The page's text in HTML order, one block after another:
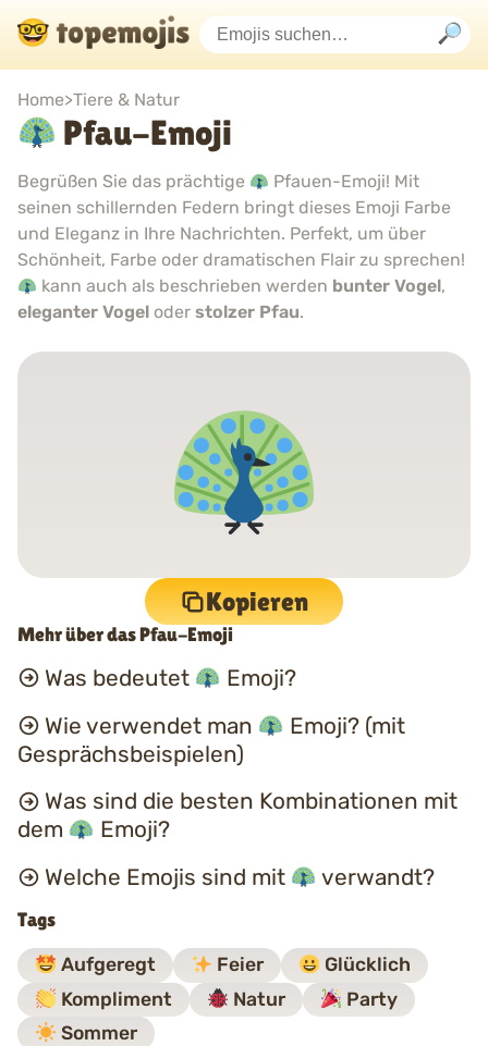
Home>Tiere & Natur
Pfau-Emoji
Begrüßen Sie das prächtige
Pfauen-Emoji! Mit
seinen schillernden Federn bringt dieses Emoji Farbe
und Eleganz in Ihre Nachrichten. Perfekt, um über
Schönheit, Farbe oder dramatischen Flair zu sprechen!
kann auch als beschrieben werden bunter Vogel,
eleganter Vogel oder stolzer Pfau.
Kopieren
Mehr über das Pfau-Emoji
Was bedeutet
Emoji?
Wie verwendet man
Emoji? (mit
Gesprächsbeispielen)
Was sind die besten Kombinationen mit
dem
Emoji?
Welche Emojis sind mit
verwandt?
Tags
Aufgeregt Feier
Glücklich
Kompliment
Natur
Party
Sommer